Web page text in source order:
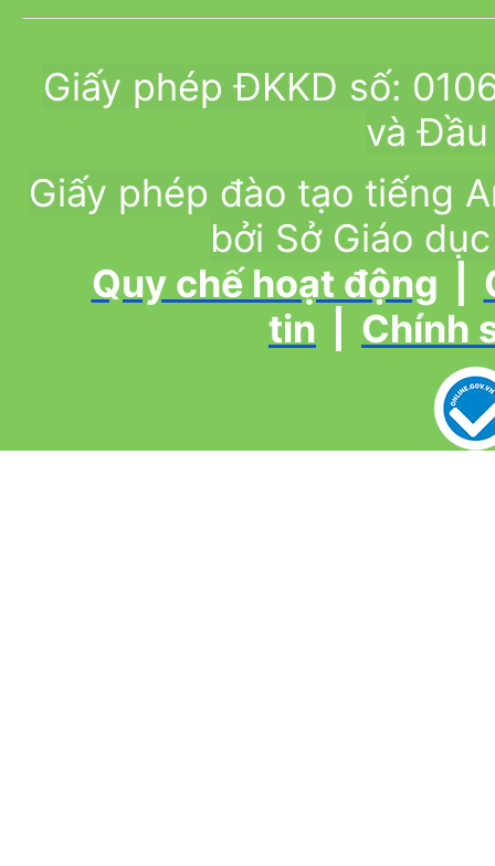
Giấy phép ĐKKD số:
và
Giấy phép đào tạo tiếng
bởi Sở Giáo
Quy chế hoạt động
tin
Chính